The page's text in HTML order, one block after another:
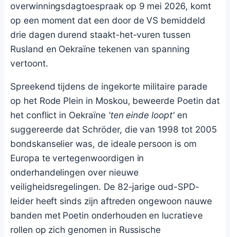
overwinningsdagtoespraak op 9 mei 2026, komt
op een moment dat een door de VS bemiddeld
drie dagen durend staakt-het-vuren tussen
Rusland en Oekraïne tekenen van spanning
vertoont.
Spreekend tijdens de ingekorte militaire parade
op het Rode Plein in Moskou, beweerde Poetin dat
het conflict in Oekraïne 'ten einde loopt'en
suggereerde dat Schröder, die van 1998 tot 2005
bondskanselier was, de ideale persoon is om
Europa te vertegenwoordigen in
onderhandelingen over nieuwe
veiligheidsregelingen. De 82-jarige oud-SPD-
leider heeft sinds zijn aftreden ongewoon nauwe
banden met Poetin onderhouden en lucratieve
rollen op zich genomen in Russische